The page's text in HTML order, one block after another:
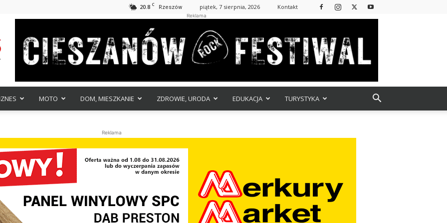
20.8 C Rzeszów piątek, 7 sierpnia, 2026 Kontakt
Reklama
MOTO DOM, MIESZKANIE ZDROWIE, URODA EDUKACJA TURYSTYKA
Reklama